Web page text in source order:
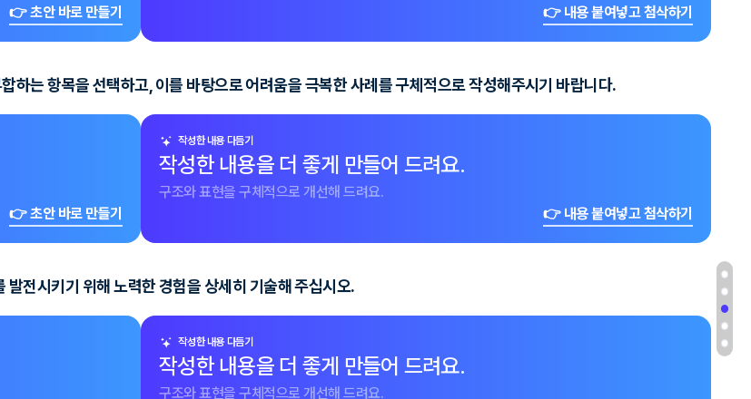
👉 초안 바로 만들기
👉 내용 붙여넣고 첨삭하기
하는 항목을 선택하고, 이를 바탕으로 어려움을 극복한 사례를 구체적으로 작성해주시기 바랍니다.
👉 초안 바로 만들기
작성한 내용 다듬기
작성한 내용을 더 좋게 만들어 드려요.
구조와 표현을 구체적으로 개선해 드려요.
👉 내용 붙여넣고 첨삭하기
전시키기 위해 노력한 경험을 상세히 기술해 주십시오.
작성한 내용 다듬기
작성한 내용을 더 좋게 만들어 드려요.
구조와 표현을 구체적으로 개선해 드려요.